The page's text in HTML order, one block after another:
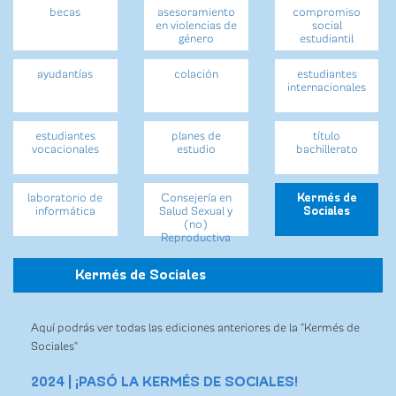
becas
asesoramiento
en violencias de
género
compromiso
social
estudiantil
ayudantías colación
estudiantes
internacionales
estudiantes
vocacionales
planes de
estudio
título
bachillerato
laboratorio de
informática
Consejería en
Salud Sexual y
(no)
Reproductiva
Kermés de
Sociales
Kermés de Sociales
Aquí podrás ver todas las ediciones anteriores de la "Kermés de
Sociales"
2024 | ¡PASÓ LA KERMÉS DE SOCIALES!